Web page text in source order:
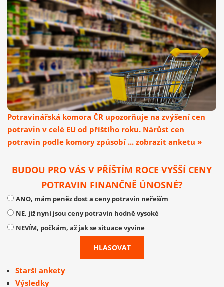
Potravinářská komora ČR upozorňuje na zvýšení cen
potravin v celé EU od příštího roku. Nárůst cen
potravin podle komory způsobí ... zobrazit anketu »
BUDOU PRO VÁS V PŘÍŠTÍM ROCE VYŠŠÍ CENY
POTRAVIN FINANČNĚ ÚNOSNÉ?
ANO, mám peněz dost a ceny potravin neřeším
NE, již nyní jsou ceny potravin hodně vysoké
NEVÍM, počkám, až jak se situace vyvine
Starší ankety
Výsledky